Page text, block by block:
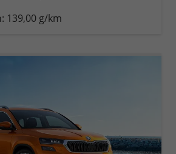
139,00 g/km